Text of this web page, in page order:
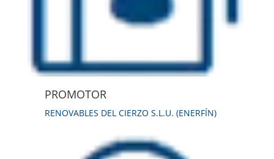
PROMOTOR
RENOVABLES DEL CIERZO S.L.U. (ENERFÍN)